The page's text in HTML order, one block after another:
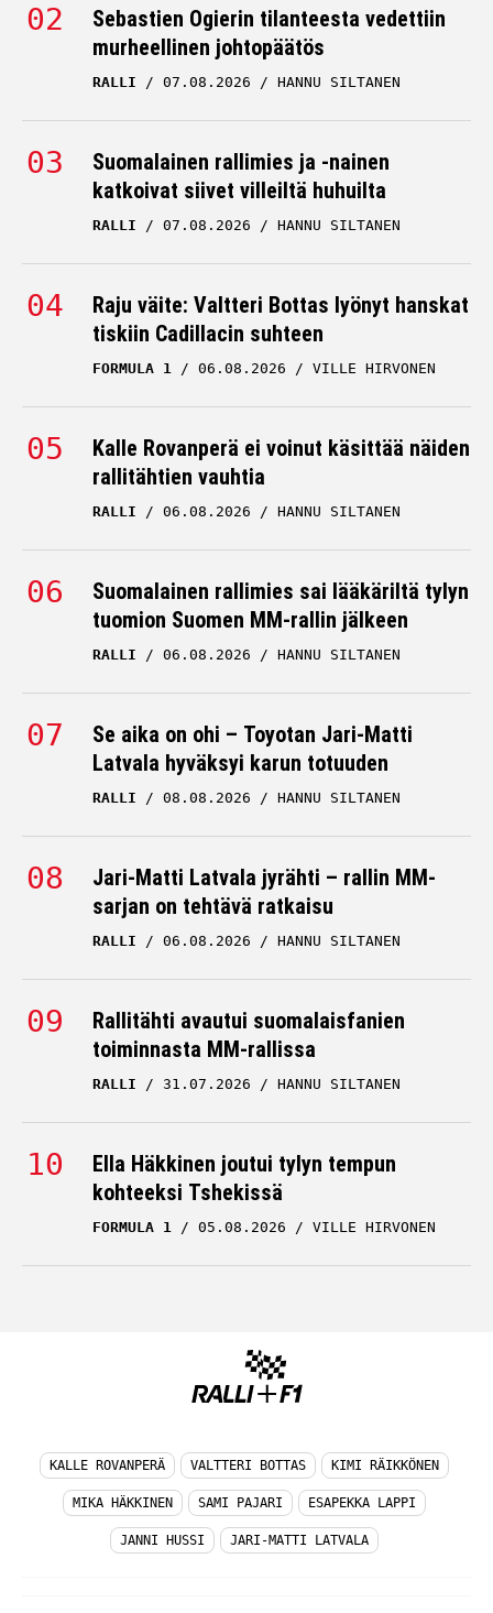
Sebastien Ogierin tilanteesta vedettiin
murheellinen johtopäätös
RALLI 07.08.2026 HANNU SILTANEN
Suomalainen rallimies ja -nainen
katkoivat siivet villeiltä huhuilta
RALLI 07.08.2026 HANNU SILTANEN
Raju väite: Valtteri Bottas lyönyt hanskat
tiskiin Cadillacin suhteen
FORMULA 1 06.08.2026 VILLE HIRVONEN
Kalle Rovanperä ei voinut käsittää näiden
rallitähtien vauhtia
RALLI 06.08.2026 HANNU SILTANEN
Suomalainen rallimies sai lääkäriltä tylyn
tuomion Suomen MM-rallin jälkeen
RALLI 06.08.2026 HANNU SILTANEN
Se aika on ohi – Toyotan Jari-Matti
Latvala hyväksyi karun totuuden
RALLI 08.08.2026 HANNU SILTANEN
Jari-Matti Latvala jyrähti – rallin MM-
sarjan on tehtävä ratkaisu
RALLI 06.08.2026 HANNU SILTANEN
Rallitähti avautui suomalaisfanien
toiminnasta MM-rallissa
RALLI 31.07.2026 HANNU SILTANEN
Ella Häkkinen joutui tylyn tempun
kohteeksi Tshekissä
FORMULA 1 05.08.2026 VILLE HIRVONEN
KALLE ROVANPERÄ VALTTERI BOTTAS KIMI RÄIKKÖNEN
MIKA HÄKKINEN SAMI PAJARI ESAPEKKA LAPPI
JANNI HUSSI JARI-MATTI LATVALA